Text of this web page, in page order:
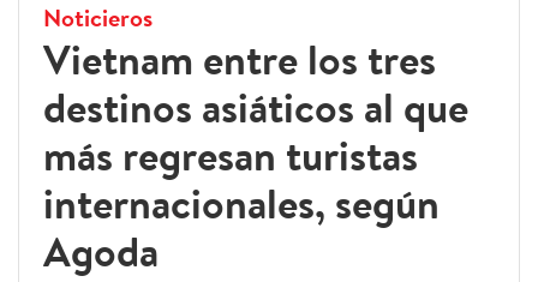
Noticieros
Vietnam entre los tres
destinos asiáticos al que
más regresan turistas
internacionales, según
Agoda